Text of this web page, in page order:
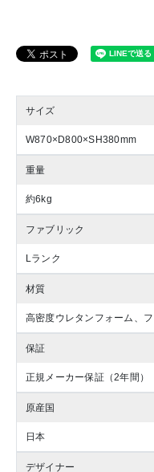
サイズ
W870×D800×SH380mm
重量
約6kg
ファブリック
Lランク
材質
高密度ウレタンフォーム、
保証
正規メーカー保証（2年間）
原産国
日本
デザイナー